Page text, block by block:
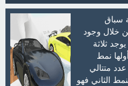
سباق
خلال وجود
ثلاثة
نمط
متتالي
الثاني فهو